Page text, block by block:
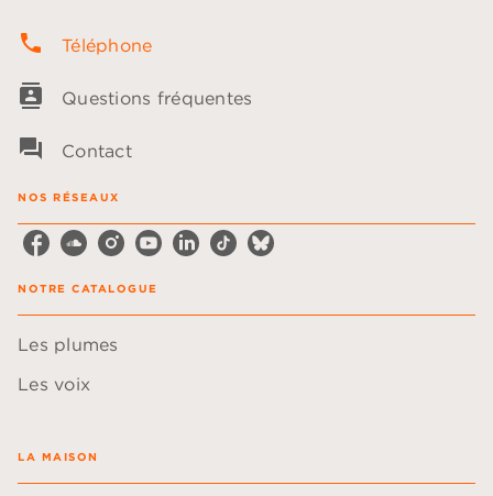
phone Téléphone
contacts Questions fréquentes
question_answer Contact
NOS RÉSEAUX
NOTRE CATALOGUE
Les plumes
Les voix
LA MAISON